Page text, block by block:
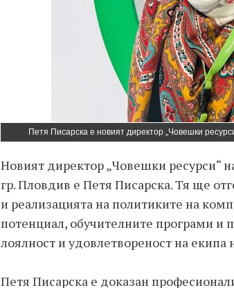
Петя Писарска е новият директор „Човешки
Новият директор „Човешки ресурси“
гр. Пловдив е Петя Писарска. Тя ще
и реализацията на политиките на
потенциал, обучителните програми и
лоялност и удовлетвореност на
Петя Писарска е доказан